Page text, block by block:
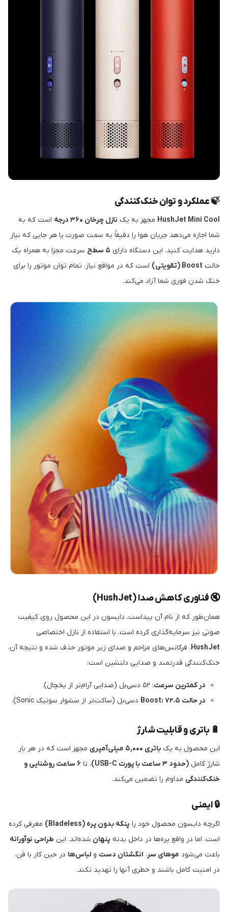
🍃 عملکرد و توان خنک‌کنندگی
HushJet Mini Cool مجهز به یک نازل چرخان ۳۶۰ درجه
است که به
شما اجازه می‌دهد جریان هوا را دقیقاً به سمت صورت یا هر جایی که نیاز
دارید هدایت کنید. این دستگاه دارای ۵ سطح
سرعت مجزا به همراه یک
حالت Boost (تقویتی)
است که در مواقع نیاز، تمام توان موتور را برای
خنک شدن فوری شما آزاد می‌کند.
🔇 فناوری کاهش صدا (HushJet)
همان‌طور که از نام آن پیداست، دایسون در این محصول روی کیفیت
صوتی نیز سرمایه‌گذاری کرده است. با استفاده از نازل اختصاصی
HushJet، فرکانس‌های مزاحم و صدای زیر موتور حذف شده و نتیجه آن،
خنک‌کنندگی قدرتمند و صدایی دلنشین است:
در کمترین سرعت: ۵۲ دسی‌بل (صدایی آرام‌تر از یخچال).
در حالت Boost: ۷۲.۵
دسی‌بل (ساکت‌تر از سشوار سونیک Sonic).
🔋 باتری و قابلیت شارژ
این محصول به یک باتری ۵,۰۰۰ میلی‌آمپری
مجهز است که در هر بار
شارژ کامل (حدود ۳ ساعت با پورت USB-C) ، تا
۶ ساعت روشنایی و
خنک‌کنندگی مداوم را تضمین می‌کند.
🔒 ایمنی
اگرچه دایسون محصول خود را پنکه بدون پره (Bladeless)
معرفی کرده
است، اما در واقع پره‌ها در داخل بدنه پنهان شده‌اند. این طراحی نوآورانه
باعث می‌شود موهای سر ، انگشتان دست و لباس‌ها در حین کار با فن،
در امنیت کامل باشند و خطری آنها را تهدید نکند.